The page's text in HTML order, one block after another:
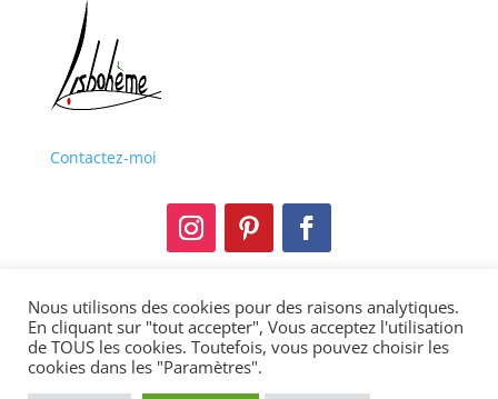
Contactez-moi
Mentions légales
Politique de confidentialité
Copyright © 2013-2021 Lisbohème. Tous droits
Nous utilisons des cookies pour des raisons analytiques.
En cliquant sur "tout accepter", Vous acceptez l'utilisation
de TOUS les cookies. Toutefois, vous pouvez choisir les
cookies dans les "Paramètres".